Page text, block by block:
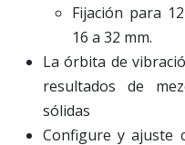
Fijación para
16 a 32 mm.
La órbita de
resultados de
sólidas
Configure y ajuste